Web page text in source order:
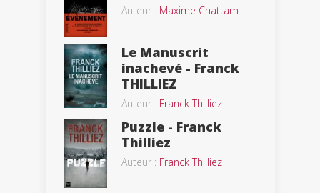
Auteur : Maxime Chattam
Le Manuscrit
inachevé - Franck
THILLIEZ
Auteur : Franck Thilliez
Puzzle - Franck
Thilliez
Auteur : Franck Thilliez